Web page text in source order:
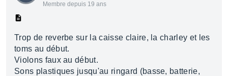
Membre depuis 19 ans
Trop de reverbe sur la caisse claire, la charley et les
toms au début.
Violons faux au début.
Sons plastiques jusqu'au ringard (basse, batterie,